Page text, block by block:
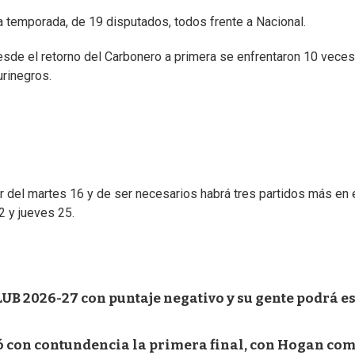
de 19 disputados, todos frente a Nacional.
el retorno del Carbonero a primera se enfrentaron 10
del martes 16 y de ser necesarios habrá tres partidos más en
y jueves 25.
2026-27 con puntaje negativo y su gente podrá
con contundencia la primera final, con Hogan